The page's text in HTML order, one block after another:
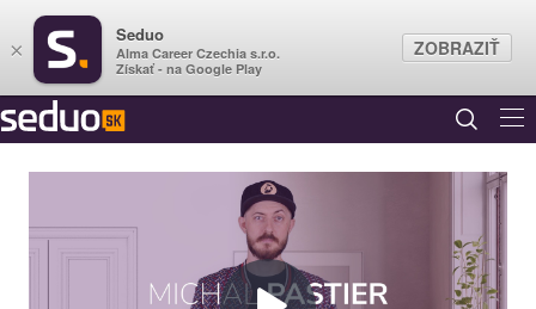
×
Seduo
Alma Career Czechia s.r.o.
Získať - na Google Play
ZOBRAZIŤ